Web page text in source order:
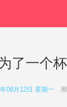
了一个
08月12日 星期一